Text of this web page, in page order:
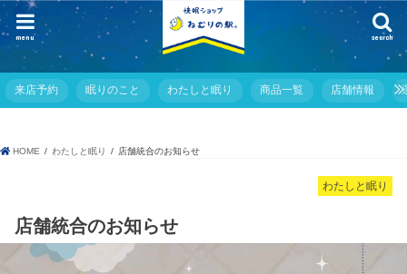
search
menu
来店予約 眠りのこと わたしと眠り 商品一覧 店舗情報
HOME わたしと眠り 店舗統合のお知らせ
わたしと眠り
店舗統合のお知らせ